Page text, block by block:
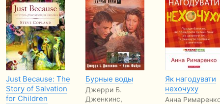
Just Because: The
Story of Salvation
for Children
Бурные воды
Джерри Б.
Дженкинс,
Як нагодувати
нехочуху
Анна